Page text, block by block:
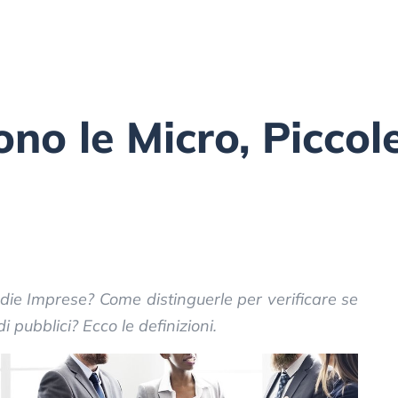
le Micro,
Imprese? Come distinguerle per verificare se
pubblici? Ecco le definizioni.